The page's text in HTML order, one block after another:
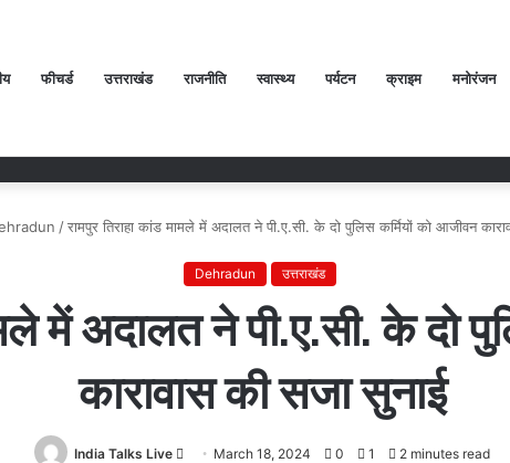
फीचर्ड उत्तराखंड राजनीति स्वास्थ्य पर्यटन क्राइम मनोरंजन
/ रामपुर तिराहा कांड मामले में अदालत ने पी.ए.सी. के दो पुलिस कर्मियों को आजीवन
Dehradun उत्तराखंड
में अदालत ने पी.ए.सी. के दो
कारावास की सजा सुनाई
India Talks Live
SendMarch 18, 2024 0 1 2 minutes read